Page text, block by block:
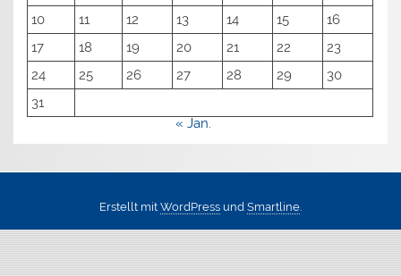
10
11 12 13 14 15
16
17
18 19 20 21 22
23
24
25 26 27 28 29
30
31
« Jan.
Erstellt mit WordPress und Smartline.